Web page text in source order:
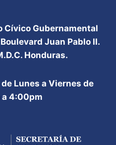
Cívico Gubernamental
Juan Pablo II.
Honduras.
Lunes a Viernes de
4:00pm